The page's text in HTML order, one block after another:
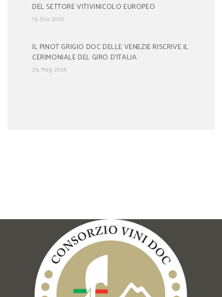
DEL SETTORE VITIVINICOLO EUROPEO
15, Giu 2026
IL PINOT GRIGIO DOC DELLE VENEZIE RISCRIVE IL
CERIMONIALE DEL GIRO D’ITALIA
29, Mag 2026